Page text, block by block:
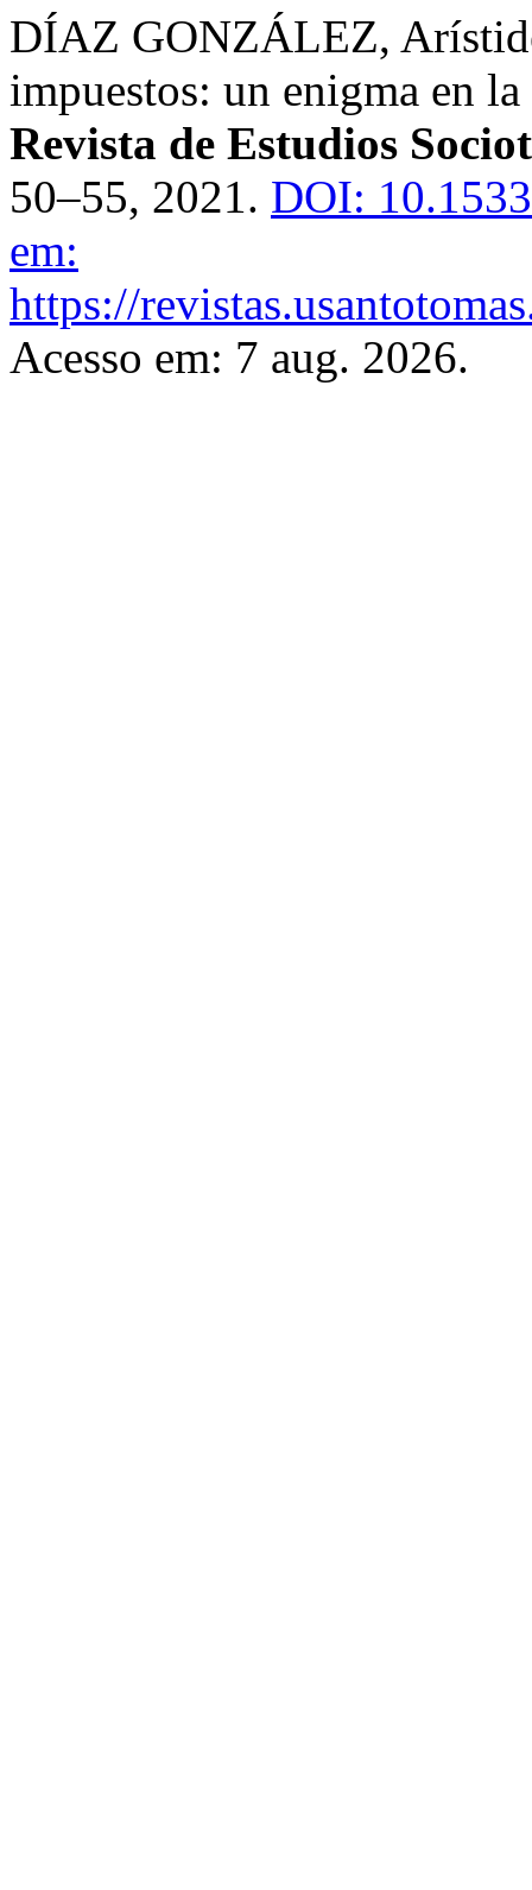
DÍAZ GONZÁLEZ,
impuestos: un enigma en
Revista de Estudios
50–55, 2021. DOI:
em:
https://
Acesso em: 7 aug. 2026.